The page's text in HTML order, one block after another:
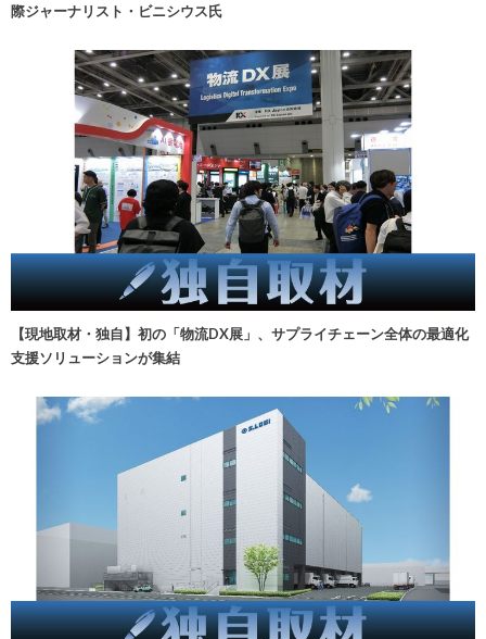
際ジャーナリスト・ビニシウス氏
【現地取材・独自】初の「物流DX展」、サプライチェーン全体の最適化
支援ソリューションが集結